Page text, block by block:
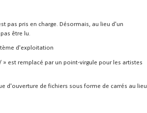
pas pris en charge. Désormais, au lieu d'un
être lu.
d'exploitation
est remplacé par un point-virgule pour les artistes
d'ouverture de fichiers sous forme de carrés au lieu